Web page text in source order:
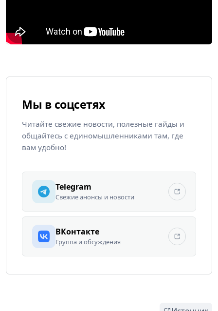
Мы в соцсетях
Читайте свежие новости, полезные гайды и
общайтесь с единомышленниками там, где
вам удобно!
Telegram
Свежие анонсы и новости
ВКонтакте
Группа и обсуждения